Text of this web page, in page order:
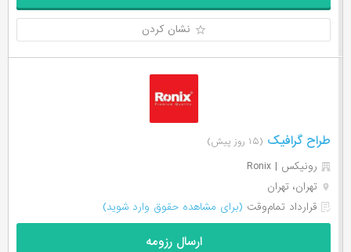
نشان کردن
طراح گرافیک (۱۵ روز پیش)
رونیکس | Ronix
تهران، تهران
قرارداد تمام‌وقت (برای مشاهده حقوق وارد شوید)
ارسال رزومه